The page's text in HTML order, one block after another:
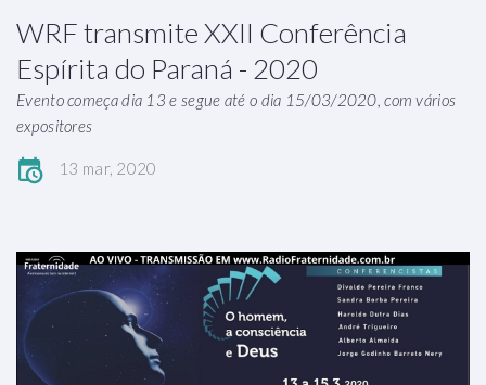
WRF transmite XXII Conferência
Espírita do Paraná - 2020
Evento começa dia 13 e segue até o dia 15/03/2020, com vários
expositores
13 mar, 2020